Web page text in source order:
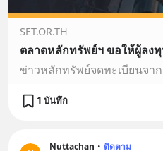
SET.OR.TH
ข่าวหลักทรัพย์จดทะเบียนจา
1 บันทึก
Nuttachan • ติดตาม